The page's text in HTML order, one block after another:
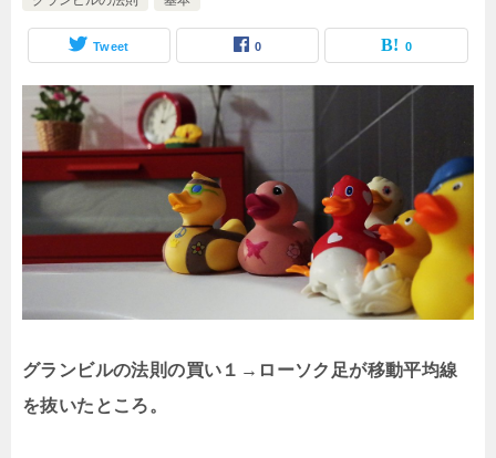
Tweet 0 0
グランビルの法則の買い１→ローソク足が移動平均線
を抜いたところ。